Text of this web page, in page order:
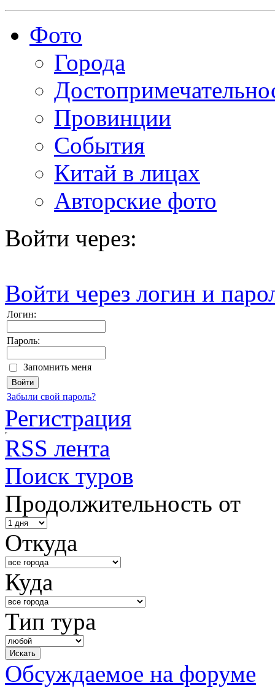
Фото
Города
Провинции
События
Китай в лицах
Авторские фото
Войти через:
Войти через логин и
Логин:
Пароль:
Запомнить меня
Забыли свой пароль?
Регистрация
RSS лента
Поиск туров
Продолжительность от
Откуда
Куда
Тип тура
Обсуждаемое на форуме